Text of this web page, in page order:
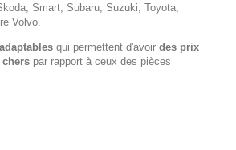
Smart, Subaru, Suzuki, Toyota,
Volvo.
qui permettent d'avoir des prix
par rapport à ceux des pièces